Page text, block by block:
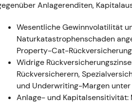
Verlängerungsrechte) wurde
[13],[18],[24]
Einordnung:Der Fokus
Synergieeffekte; der Markt
Fußabdruck.[13],[34]
Technisch:Kurzfristiger
Konsolidierungsphase während
Anlagerenditen,
Wesentliche Gewinnvolatilität
Naturkatastrophenschaden
Property-Cat-
Widrige
Rückversicherern,
und Underwriting-Margen unter
Anlage- und Kapitalsensitivität: